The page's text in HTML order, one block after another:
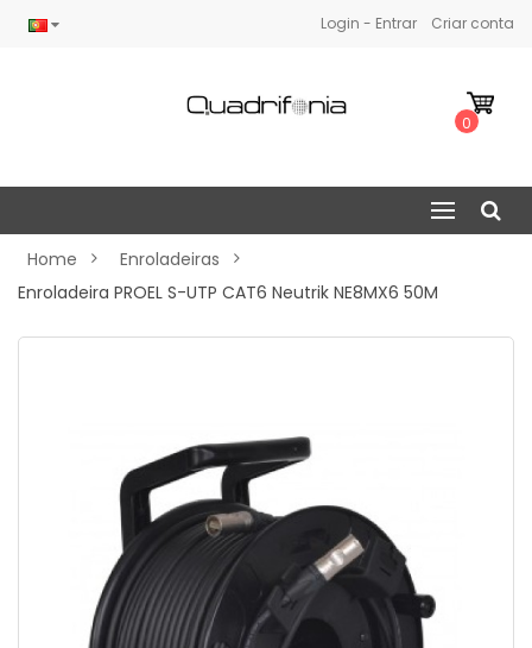
Login - Entrar Criar conta
0
Home
Enroladeiras
Enroladeira PROEL S-UTP CAT6 Neutrik NE8MX6 50M